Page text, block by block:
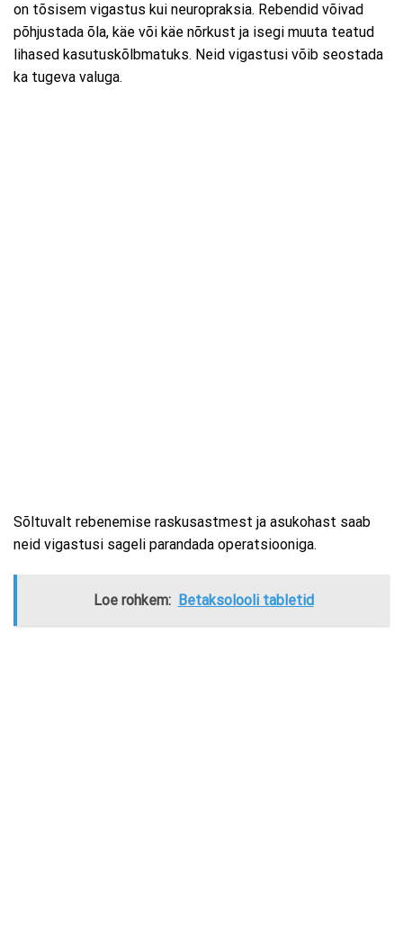
on tõsisem vigastus kui neuropraksia. Rebendid võivad
põhjustada õla, käe või käe nõrkust ja isegi muuta teatud
lihased kasutuskõlbmatuks. Neid vigastusi võib seostada
ka tugeva valuga.
Sõltuvalt rebenemise raskusastmest ja asukohast saab
neid vigastusi sageli parandada operatsiooniga.
Loe rohkem: Betaksolooli tabletid